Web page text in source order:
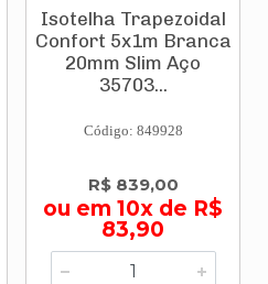
Isotelha Trapezoidal
Confort 5x1m Branca
20mm Slim Aço
35703...
Código: 849928
R$ 839,00
ou em 10x de R$
83,90